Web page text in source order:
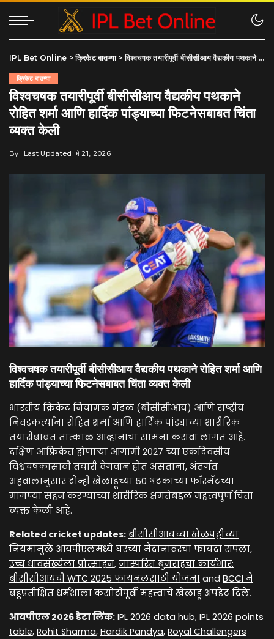
IPL Bet Online >क्रिकेट बातम्या> विश्वचषक तयारीपूर्वी बीसीसीआय वैद्यकीय पथकाने रोहित शर्मा आणि हार्दिक पांड्याच्या फिटनेसबाबत चिंता व्यक्त केली
क्रिकेट बातम्या
विश्वचषक तयारीपूर्वी बीसीसीआय वैद्यकीय पथकाने
रोहित शर्मा आणि हार्दिक पांड्याच्या फिटनेसबाबत चिंता
व्यक्त केली
Posted
By Last Updated: मे 21, 2026
विश्वचषक तयारीपूर्वी बीसीसीआय वैद्यकीय पथकाने रोहित शर्मा आणि
हार्दिक पांड्याच्या फिटनेसबाबत चिंता व्यक्त केली
भारतीय क्रिकेट नियामक मंडळ (बीसीसीआय) आणि राष्ट्रीय
निवडकर्त्यांना रोहित शर्मा आणि हार्दिक पांड्याच्या शारीरिक
तयारीबाबत तात्काळ आव्हानांचा सामना करावा लागत आहे.
दक्षिण आफ्रिकेत होणाऱ्या आगामी 2027 च्या एकदिवसीय
विश्वचषकासाठी तयारी वेगवान होत असताना, अंतर्गत
अहवालांनुसार दोन्ही खेळाडूंच्या 50 षटकांच्या फॉरमॅटच्या
मागण्या सहन करण्याच्या शारीरिक क्षमतेबद्दल महत्त्वपूर्ण चिंता
व्यक्त केली आहे.
Related cricket updates: बीसीसीआयच्या खेळपट्टीच्या
नियमांमुळे आयपीएलमध्ये घरच्या मैदानावरचा फायदा संपला,
उच्च धावसंख्येला प्रोत्साहन, जास्परित बुमराहचा कार्यभार:
बीसीसीआयची WTC 2025 फायनलसाठी योजना and BCCI ने
बहुप्रतीक्षित धर्मशाला कसोटीपूर्वी महत्त्वाचे खेळाडू अपडेट दिले.
आयपीएल 2026 डेटा लिंक: IPL 2026 data hub, IPL 2026 points
table, Rohit Sharma, Hardik Pandya, Royal Challengers